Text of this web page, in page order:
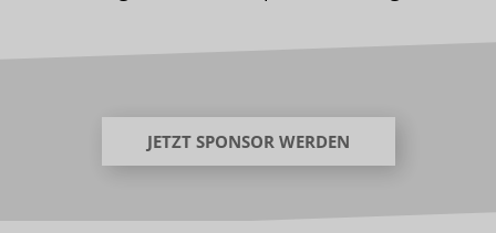
JETZT SPONSOR WERDEN